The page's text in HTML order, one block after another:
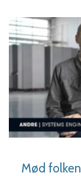
Mød